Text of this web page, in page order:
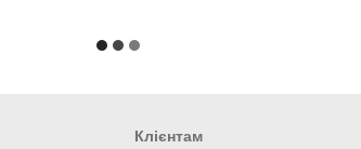
Клієнтам